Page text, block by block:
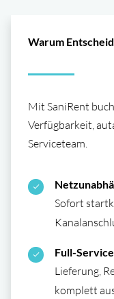
Warum
Mit SaniRent
Verfüg­barkeit,
Serviceteam.
Sofort
Full-
Lieferung,
komplett